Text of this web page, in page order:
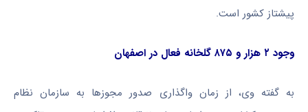
پیشتاز کشور است.
وجود ۲ هزار و ۸۷۵ گلخانه فعال در اصفهان
به گفته وی، از زمان واگذاری صدور مجوزها به سازمان نظام